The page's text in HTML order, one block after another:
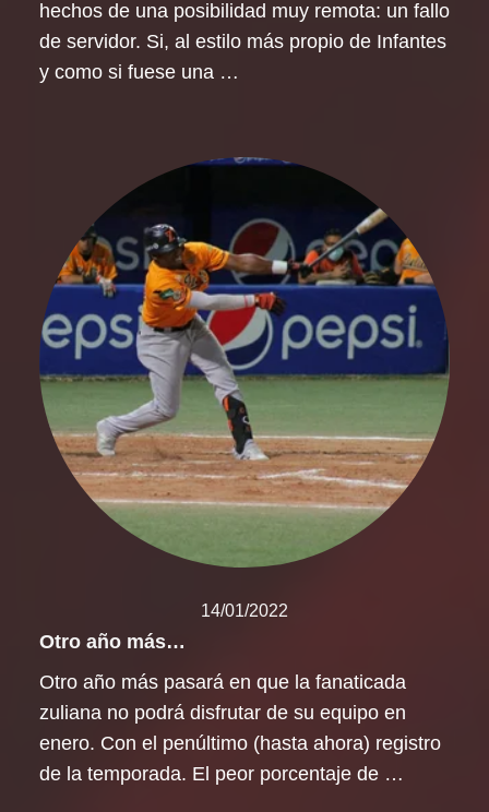
hechos de una posibilidad muy remota: un fallo
de servidor. Si, al estilo más propio de Infantes
y como si fuese una …
14/01/2022
Otro año más…
Otro año más pasará en que la fanaticada
zuliana no podrá disfrutar de su equipo en
enero. Con el penúltimo (hasta ahora) registro
de la temporada. El peor porcentaje de …